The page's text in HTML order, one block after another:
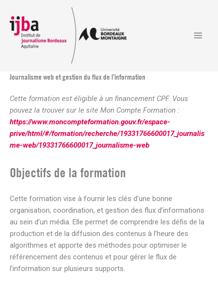
contenu
Journalisme web et gestion du flux de l’information
Cette formation est éligible à un financement CPF. Vous
pouvez la trouver sur le site Mon Compte Formation :
https://www.moncompteformation.gouv.fr/espace-
prive/html/#/formation/recherche/19331766600017_journalis
me-web/19331766600017_journalisme-web
Objectifs de la formation
Cette formation vise à fournir les clés d’une bonne
organisation, coordination, et gestion des flux d’informations
au sein d’un média. Elle permet de comprendre les défis de la
production et de la diffusion des contenus à l’heure des
algorithmes et apporte des méthodes pour optimiser le
référencement des contenus et pour gérer le flux de
l’information sur plusieurs supports.